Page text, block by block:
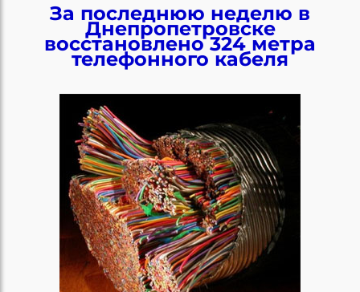
За последнюю неделю в
Днепропетровске
восстановлено 324 метра
телефонного кабеля